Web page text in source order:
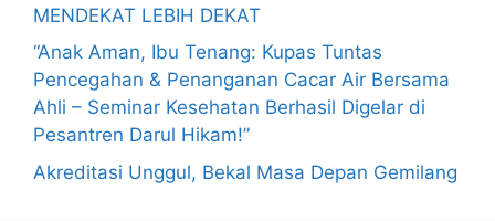
MENDEKAT LEBIH DEKAT
“Anak Aman, Ibu Tenang: Kupas Tuntas
Pencegahan & Penanganan Cacar Air Bersama
Ahli – Seminar Kesehatan Berhasil Digelar di
Pesantren Darul Hikam!”
Akreditasi Unggul, Bekal Masa Depan Gemilang